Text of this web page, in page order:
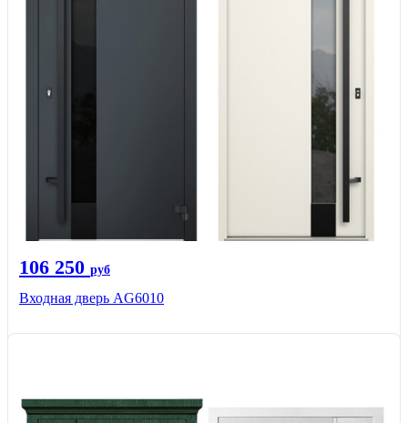
106 250 руб
Входная дверь AG6010